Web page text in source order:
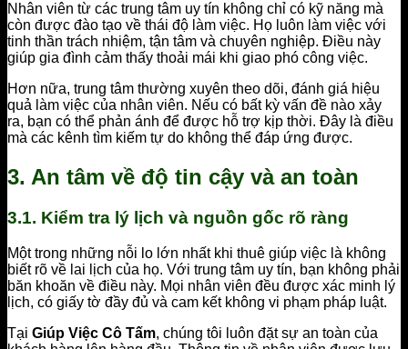
Nhân viên từ các trung tâm uy tín không chỉ có kỹ năng mà
còn được đào tạo về thái độ làm việc. Họ luôn làm việc với
tinh thần trách nhiệm, tận tâm và chuyên nghiệp. Điều này
giúp gia đình cảm thấy thoải mái khi giao phó công việc.
Hơn nữa, trung tâm thường xuyên theo dõi, đánh giá hiệu
quả làm việc của nhân viên. Nếu có bất kỳ vấn đề nào xảy
ra, bạn có thể phản ánh để được hỗ trợ kịp thời. Đây là điều
mà các kênh tìm kiếm tự do không thể đáp ứng được.
3. An tâm về độ tin cậy và an toàn
3.1. Kiểm tra lý lịch và nguồn gốc rõ ràng
Một trong những nỗi lo lớn nhất khi thuê giúp việc là không
biết rõ về lai lịch của họ. Với trung tâm uy tín, bạn không phải
băn khoăn về điều này. Mọi nhân viên đều được xác minh lý
lịch, có giấy tờ đầy đủ và cam kết không vi phạm pháp luật.
Tại Giúp Việc Cô Tấm, chúng tôi luôn đặt sự an toàn của